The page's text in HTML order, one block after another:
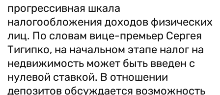
прогрессивная шкала
налогообложения доходов физических
лиц. По словам вице-премьер Сергея
Тигипко, на начальном этапе налог на
недвижимость может быть введен с
нулевой ставкой. В отношении
депозитов обсуждается возможность